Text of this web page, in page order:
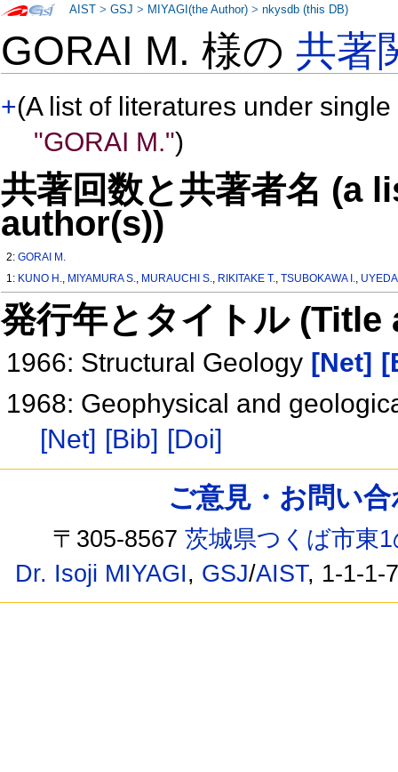
GORAI M. 様の共著
+(A list of literatures under
"GORAI M.")
共著回数と共著者名 (a
author(s))
2:GORAI M.
1: KUNO H., MIYAMURA S., MURAUCHI S., RIKITAKE T.,TSUBOKAWA I.,
発行年とタイトル
1966: Structural Geology [Net]
1968: Geophysical and
[Net] [Bib] [Doi]
AIST >GSJ > MIYAGI(the Author) >nkysdb (this DB)
ご意見・お問い
〒305-8567茨城県つくば市東
Dr. Isoji MIYAGI, GSJ/AIST, 1-1-1-